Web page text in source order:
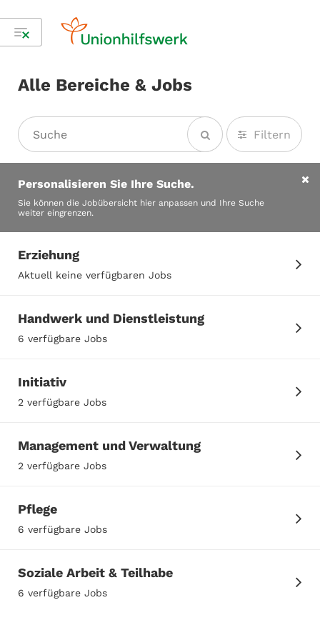
Alle Bereiche & Jobs
Filtern
Personalisieren Sie Ihre Suche.
Sie können die Jobübersicht hier anpassen und Ihre Suche
weiter eingrenzen.
Erziehung
Aktuell keine verfügbaren Jobs
Handwerk und Dienstleistung
6 verfügbare Jobs
Initiativ
2 verfügbare Jobs
Management und Verwaltung
2 verfügbare Jobs
Pflege
6 verfügbare Jobs
Soziale Arbeit & Teilhabe
6 verfügbare Jobs